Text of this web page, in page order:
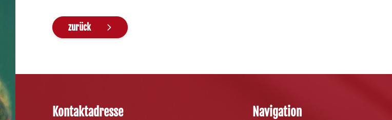
zurück
Kontaktadresse Navigation